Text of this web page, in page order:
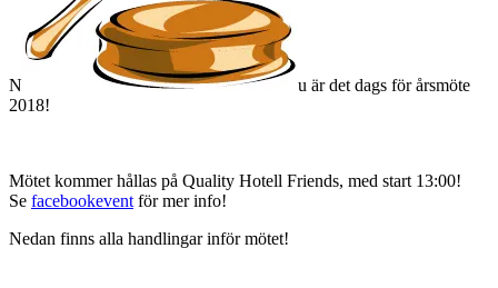
N
u är det dags för årsmöte
2018!
Mötet kommer hållas på Quality Hotell Friends, med start 13:00!
Se facebookevent för mer info!
Nedan finns alla handlingar inför mötet!